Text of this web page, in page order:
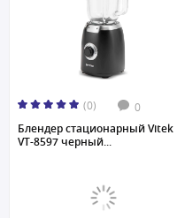
(0) 0
Блендер стационарный Vitek
VT-8597 черный...